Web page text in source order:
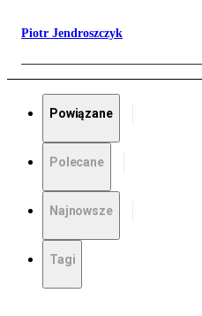
Piotr Jendroszczyk
Powiązane
Polecane
Najnowsze
Tagi